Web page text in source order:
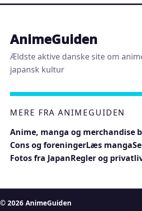
AnimeGuiden
Ældste aktive danske site om
japansk kultur
MERE FRA ANIMEGUIDEN
Anime, manga og merchandise
Cons og foreningerLæs manga
Fotos fra JapanRegler og
© 2026 AnimeGuiden